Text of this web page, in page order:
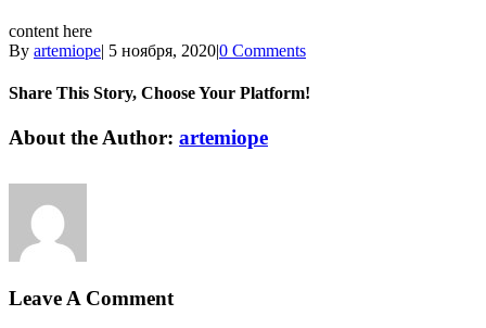
content here
By artemiope| 5 ноября, 2020|0 Comments
Share This Story, Choose Your Platform!
Facebook
Twitter
Linkedin
Reddit
Tumblr
Google+
Pinterest
Vk
Email
About the Author: artemiope
Leave A Comment